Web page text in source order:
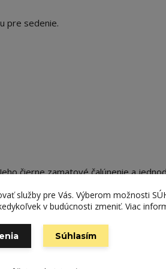
pre sedenie.
čierne zamatové čalúnenie a
služby pre Vás. Výberom možnosti
v budúcnosti zmeniť. Viac
Súhlasím